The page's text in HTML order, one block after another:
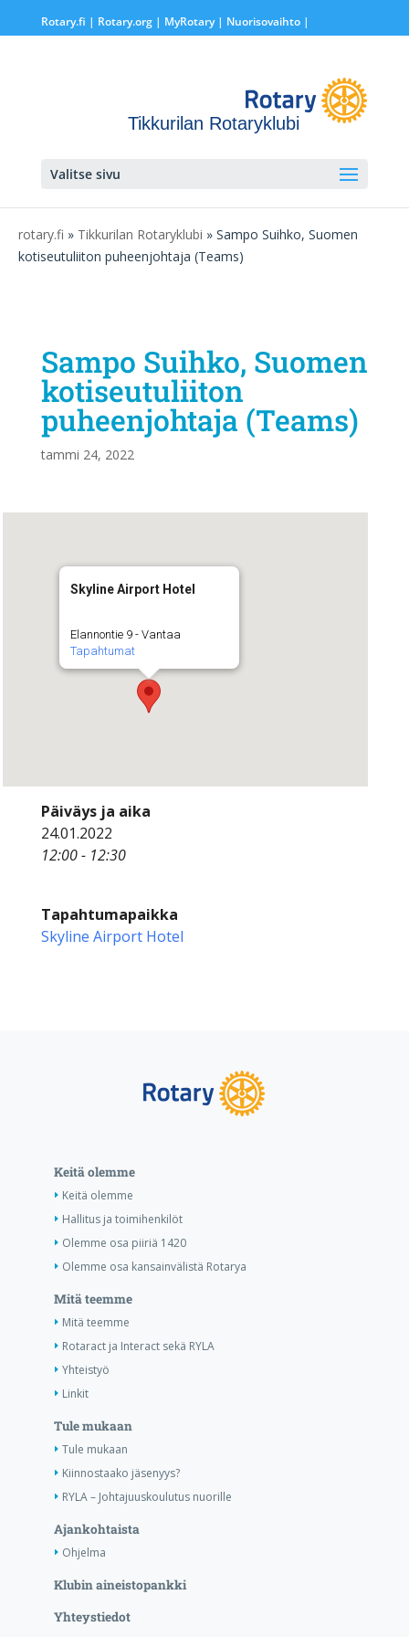
Rotary.fi | Rotary.org| MyRotary | Nuorisovaihto|
Tikkurilan Rotaryklubi
Valitse sivu
rotary.fi » Tikkurilan Rotaryklubi » Sampo Suihko, Suomen
kotiseutuliiton puheenjohtaja (Teams)
Sampo Suihko, Suomen
kotiseutuliiton
puheenjohtaja (Teams)
tammi 24, 2022
Skyline Airport Hotel
Elannontie 9 - Vantaa
Tapahtumat
Päiväys ja aika
24.01.2022
12:00 - 12:30
Tapahtumapaikka
Skyline Airport Hotel
Keitä olemme
Keitä olemme
Hallitus ja toimihenkilöt
Olemme osa piiriä 1420
Olemme osa kansainvälistä Rotarya
Mitä teemme
Mitä teemme
Rotaract ja Interact sekä RYLA
Yhteistyö
Linkit
Tule mukaan
Tule mukaan
Kiinnostaako jäsenyys?
RYLA – Johtajuuskoulutus nuorille
Ajankohtaista
Ohjelma
Klubin aineistopankki
Yhteystiedot